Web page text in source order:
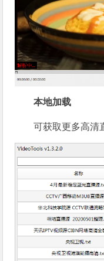
本地加载
可获取更多高清